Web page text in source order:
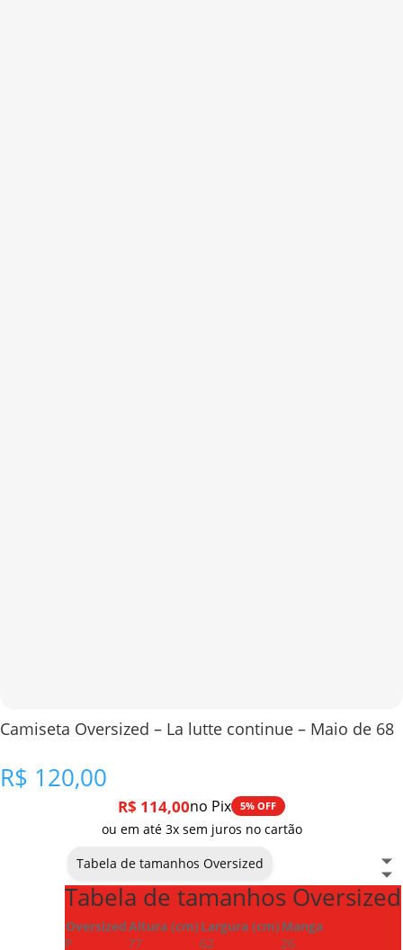
Camiseta Oversized – La lutte continue – Maio de 68
R$ 120,00
R$ 114,00no Pix 5% OFF
ou em até 3x sem juros no cartão
Tabela de tamanhos Oversized
Tabela de tamanhos Oversized
OversizedAltura (cm) Largura (cm) Manga
P
77 62
26